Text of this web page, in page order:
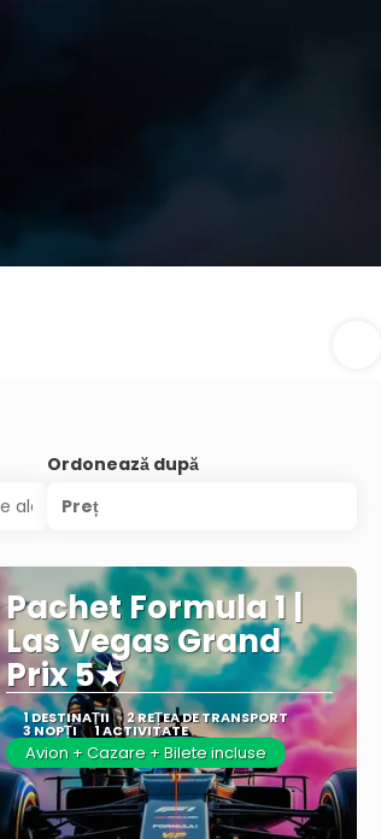
Ordonează după
Preț
Pachet Formula 1 |
Las Vegas Grand
Prix 5★
1 DESTINAŢII 2 REȚEA DE TRANSPORT
3 NOPȚI 1 ACTIVITATE
Avion + Cazare + Bilete incluse